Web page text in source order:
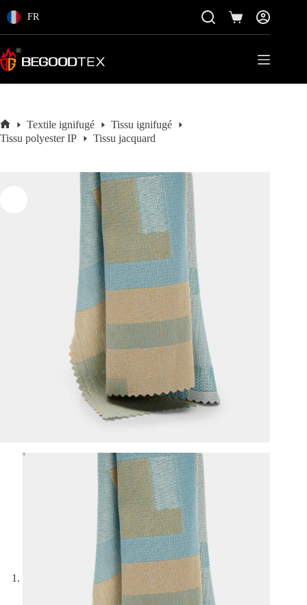
au
FR Panier
Accueil
Textile ignifugé
Tissu ignifugé
Tissu polyester IP
Tissu jacquard